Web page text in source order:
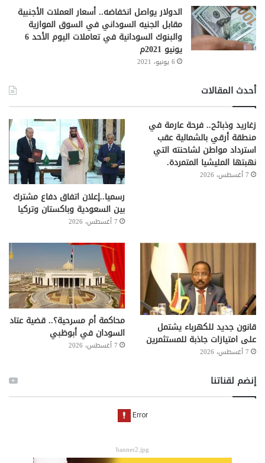
الدولار يواصل انخفاضه.. أسعار العملات الأجنبية
مقابل الجنيه السوداني في السوق الموازية
والبنوك السودانية في تعاملات اليوم الأحد 6
يونيو 2021م
6 يونيو، 2021
أحدث المقالات
زغاريد وذبائح.. فرحة عارمة في
منطقة أرقي بالشمالية عقب
استرداد مواطن لشاحنته التي
نهبتها المليشيا المتمردة.
7 أغسطس، 2026
رسميا..إعلان اتفاق دفاع مشترك
بين السعودية وباكستان وتركيا
7 أغسطس، 2026
قانون جديد للكهرباء يشتمل
على امتيازات جاذبة للمستثمرين
7 أغسطس، 2026
محاكمة أم مسرحية؟.. قضية عتاد
السودان في أبوظبي
7 أغسطس، 2026
إنضم لقناتنا
banner2.jpg